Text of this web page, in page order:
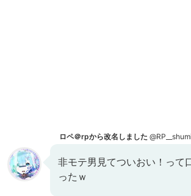
ロペ＠rpから改名しました @RP__shumi
非モテ男見てついおい！って
ったｗ